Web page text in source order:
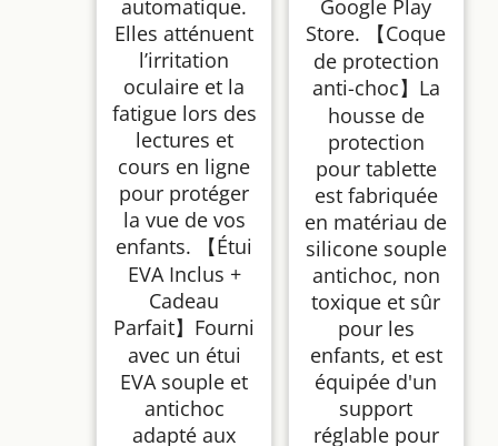
automatique.
Elles atténuent
l’irritation
oculaire et la
fatigue lors des
lectures et
cours en ligne
pour protéger
la vue de vos
enfants. 【Étui
EVA Inclus +
Cadeau
Parfait】Fourni
avec un étui
EVA souple et
antichoc
adapté aux
Google Play
Store. 【Coque
de protection
anti-choc】La
housse de
protection
pour tablette
est fabriquée
en matériau de
silicone souple
antichoc, non
toxique et sûr
pour les
enfants, et est
équipée d'un
support
réglable pour